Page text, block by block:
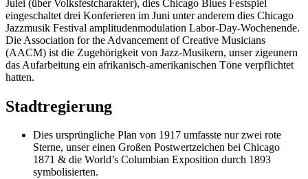
Julei (über Volksfestcharakter), dies Chicago Blues Festspiel
eingeschaltet drei Konferieren im Juni unter anderem dies Chicago
Jazzmusik Festival amplitudenmodulation Labor-Day-Wochenende.
Die Association for the Advancement of Creative Musicians
(AACM) ist die Zugehörigkeit von Jazz-Musikern, unser zigeunern
das Aufarbeitung ein afrikanisch-amerikanischen Töne verpflichtet
hatten.
Stadtregierung
Dies ursprüngliche Plan von 1917 umfasste nur zwei rote
Sterne, unser einen Großen Postwertzeichen bei Chicago
1871 & die World’s Columbian Exposition durch 1893
symbolisierten.